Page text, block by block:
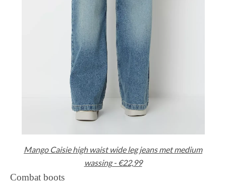
Mango Caisie high waist wide leg jeans met medium
wassing - €22,99
Combat boots